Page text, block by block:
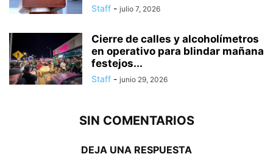
Staff - julio 7, 2026
Cierre de calles y alcoholímetros
en operativo para blindar mañana
festejos...
Staff - junio 29, 2026
SIN COMENTARIOS
DEJA UNA RESPUESTA